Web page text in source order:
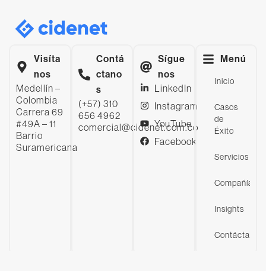
Visíta
nos
Medellín –
Colombia
Carrera 69
#49A – 11
Barrio
Suramericana
Contá
ctano
s
(+57) 310
656 4962
comercial@cidenet.com.co
Sígue
nos
LinkedIn
Instagram
YouTube
Facebook
Menú
Inicio
Casos
de
Éxito
Servicios
Compañía
Insights
Contáctanos